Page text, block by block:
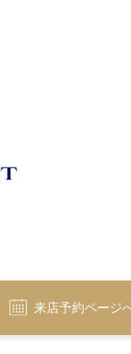
来店予約ページ